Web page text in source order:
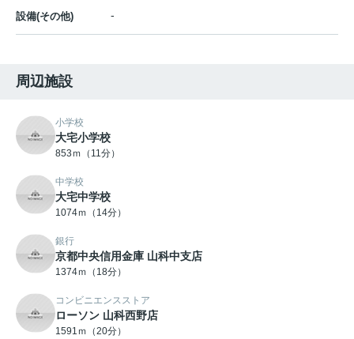
設備(その他) -
周辺施設
小学校
大宅小学校
853ｍ（11分）
中学校
大宅中学校
1074ｍ（14分）
銀行
京都中央信用金庫 山科中支店
1374ｍ（18分）
コンビニエンスストア
ローソン 山科西野店
1591ｍ（20分）